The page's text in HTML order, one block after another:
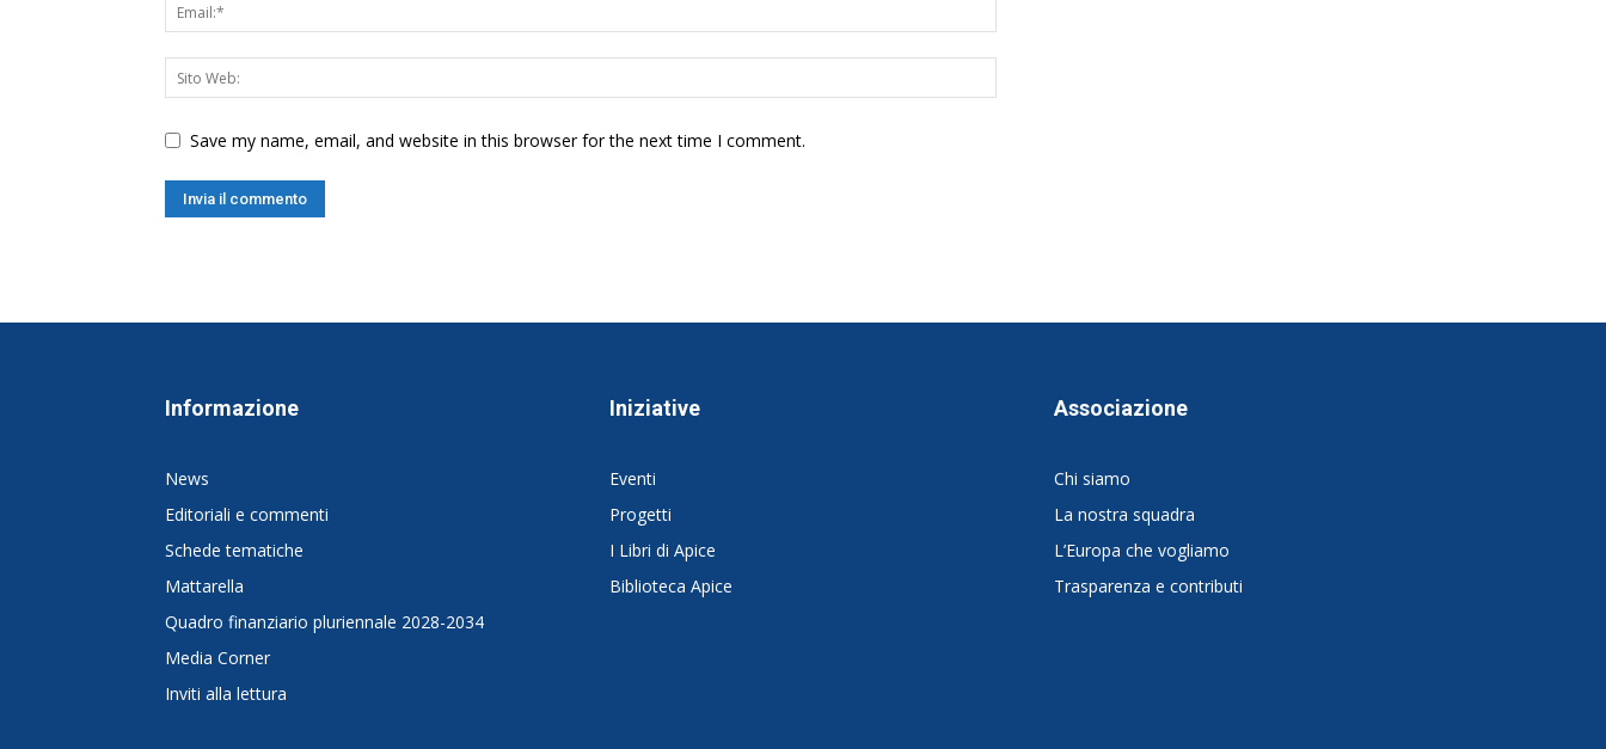
Save my name, email, and website in this browser for the next time I comment.
Informazione
News
Editoriali e commenti
Schede tematiche
Mattarella
Quadro finanziario pluriennale 2028-2034
Media Corner
Inviti alla lettura
Iniziative
Eventi
Progetti
I Libri di Apice
Biblioteca Apice
Associazione
Chi siamo
La nostra squadra
L’Europa che vogliamo
Trasparenza e contributi